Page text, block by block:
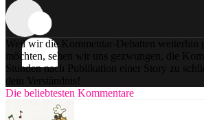
Weil wir die Kommentar-Debatten weiterhin
möchten, sehen wir uns gezwungen, die
Stunden nach Publikation einer Story zu
dein Verständnis!
Die beliebtesten Kommentare